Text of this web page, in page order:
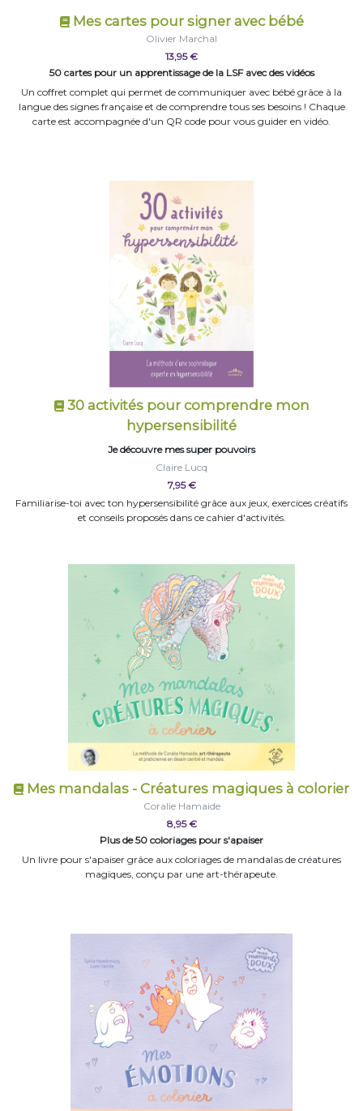
Mes cartes pour signer avec bébé
Olivier Marchal
13,95 €
50 cartes pour un apprentissage de la LSF avec des vidéos
Un coffret complet qui permet de communiquer avec bébé grâce à la
langue des signes française et de comprendre tous ses besoins ! Chaque
carte est accompagnée d'un QR code pour vous guider en vidéo.
30 activités pour comprendre mon
hypersensibilité
Je découvre mes super pouvoirs
Claire Lucq
7,95 €
Familiarise-toi avec ton hypersensibilité grâce aux jeux, exercices créatifs
et conseils proposés dans ce cahier d'activités.
Mes mandalas - Créatures magiques à colorier
Coralie Hamaide
8,95 €
Plus de 50 coloriages pour s'apaiser
Un livre pour s'apaiser grâce aux coloriages de mandalas de créatures
magiques, conçu par une art-thérapeute.